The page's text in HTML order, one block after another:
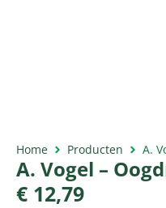
Home Producten A.
A. Vogel –
€ 12,79